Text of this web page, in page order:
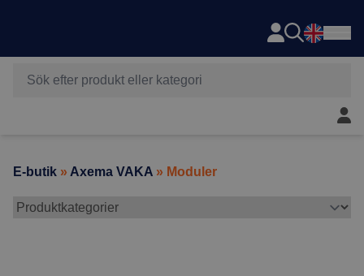
Mitt
E-butik » Axema VAKA » Moduler